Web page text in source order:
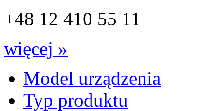
+48 12 410 55 11
więcej »
Model urządzenia
Typ produktu